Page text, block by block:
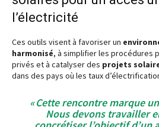
l’électricité
Ces outils visent à favoriser un
harmonisé, à simplifier les procédures
privés et à catalyser des projets
dans des pays où les taux
« Cette rencontre marque
Nous devons travailler